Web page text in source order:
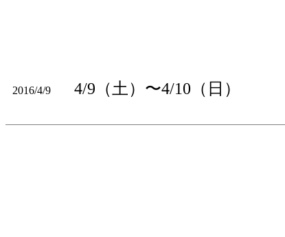
2016/4/9 4/9（土）〜4/10（日）